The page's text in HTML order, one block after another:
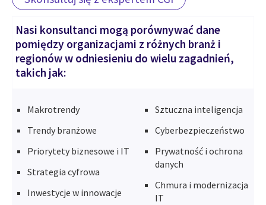
Nasi konsultanci mogą porównywać dane
pomiędzy organizacjami z różnych branż i
regionów w odniesieniu do wielu zagadnień,
takich jak:
Makrotrendy
Trendy branżowe
Priorytety biznesowe i IT
Strategia cyfrowa
Inwestycje w innowacje
Sztuczna inteligencja
Cyberbezpieczeństwo
Prywatność i ochrona
danych
Chmura i modernizacja
IT